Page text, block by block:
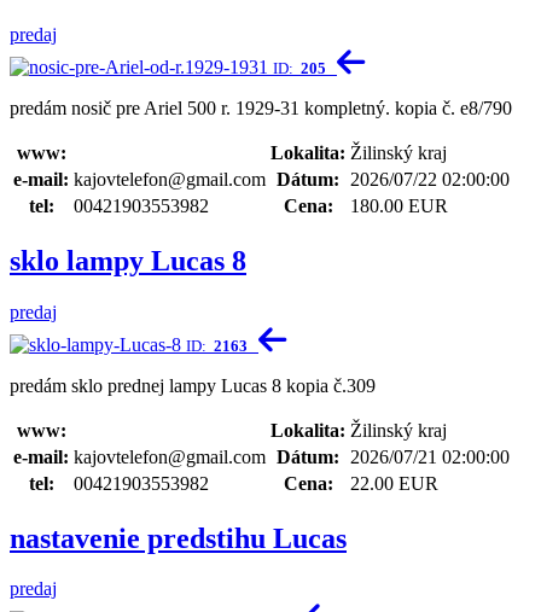
predaj
ID: 205
predám nosič pre Ariel 500 r. 1929-31 kompletný. kopia č. e8/790
www: Lokalita: Žilinský kraj
e-mail: kajovtelefon@gmail.com Dátum:
2026/07/22 02:00:00
tel:
00421903553982 Cena: 180.00 EUR
sklo lampy Lucas 8
predaj
ID: 2163
predám sklo prednej lampy Lucas 8 kopia č.309
www: Lokalita: Žilinský kraj
e-mail: kajovtelefon@gmail.com Dátum:
2026/07/21 02:00:00
tel:
00421903553982 Cena: 22.00 EUR
nastavenie predstihu Lucas
predaj